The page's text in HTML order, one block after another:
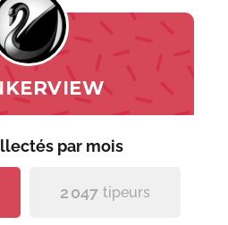
par mois
2 047 tipeurs